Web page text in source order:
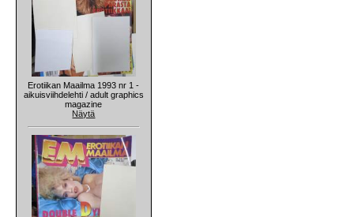
Erotiikan Maailma 1993 nr 1 -
aikuisviihdelehti / adult graphics
magazine
Näytä